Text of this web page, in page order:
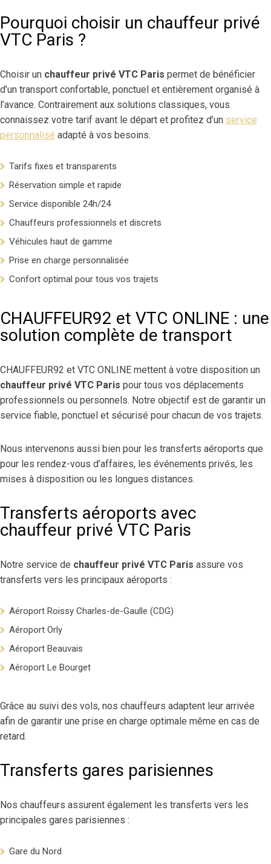
Pourquoi choisir un chauffeur privé
VTC Paris ?
Choisir un chauffeur privé VTC Paris permet de bénéficier
d’un transport confortable, ponctuel et entièrement organisé à
l’avance. Contrairement aux solutions classiques, vous
connaissez votre tarif avant le départ et profitez d’un service
personnalisé adapté à vos besoins.
Tarifs fixes et transparents
Réservation simple et rapide
Service disponible 24h/24
Chauffeurs professionnels et discrets
Véhicules haut de gamme
Prise en charge personnalisée
Confort optimal pour tous vos trajets
CHAUFFEUR92 et VTC ONLINE : une
solution complète de transport
CHAUFFEUR92 et VTC ONLINE mettent à votre disposition un
chauffeur privé VTC Paris pour tous vos déplacements
professionnels ou personnels. Notre objectif est de garantir un
service fiable, ponctuel et sécurisé pour chacun de vos trajets.
Nous intervenons aussi bien pour les transferts aéroports que
pour les rendez-vous d’affaires, les événements privés, les
mises à disposition ou les longues distances.
Transferts aéroports avec
chauffeur privé VTC Paris
Notre service de chauffeur privé VTC Paris assure vos
transferts vers les principaux aéroports :
Aéroport Roissy Charles-de-Gaulle (CDG)
Aéroport Orly
Aéroport Beauvais
Aéroport Le Bourget
Grâce au suivi des vols, nos chauffeurs adaptent leur arrivée
afin de garantir une prise en charge optimale même en cas de
retard.
Transferts gares parisiennes
Nos chauffeurs assurent également les transferts vers les
principales gares parisiennes :
Gare du Nord